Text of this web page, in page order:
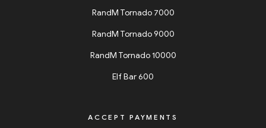
RandM Tornado 7000
RandM Tornado 9000
RandM Tornado 10000
Elf Bar 600
ACCEPT PAYMENTS